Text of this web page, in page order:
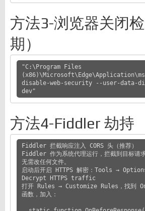
方法3-浏览器关闭
期）
"C:\Program Files
disable-web-security --user-data-
dev"
方法4-Fiddler 劫持
Fiddler 拦截响应注入 CORS 头（推荐）
Fiddler 作为系统代理运行，拦截到目标请求
无需改任何文件。
启动后开启 HTTPS 解密：Tools →
Decrypt HTTPS traffic
打开 Rules → Customize Rules，找到
函数，加入：